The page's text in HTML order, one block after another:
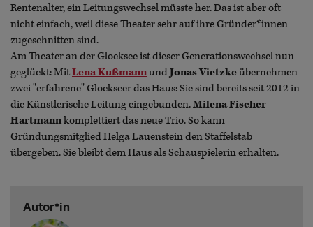
Rentenalter, ein Leitungswechsel müsste her. Das ist aber oft
nicht einfach, weil diese Theater sehr auf ihre Gründer*innen
zugeschnitten sind.
Am Theater an der Glocksee ist dieser Generationswechsel nun
geglückt: MitLena KußmannundJonas Vietzkeübernehmen
zwei "erfahrene" Glockseer das Haus: Sie sind bereits seit 2012 in
die Künstlerische Leitung eingebunden.Milena Fischer-
Hartmannkomplettiert das neue Trio. So kann
Gründungsmitglied Helga Lauenstein den Staffelstab
übergeben. Sie bleibt dem Haus als Schauspielerin erhalten.
Autor*in